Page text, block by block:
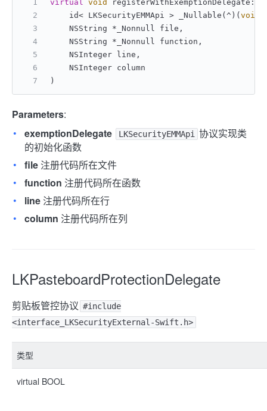
virtual void
    id< LKSecurityEMMApi > _Nullable(^)(
void
    NSString *_Nonnull file,
    NSString *_Nonnull function,
    NSInteger line,
    NSInteger column
)
Parameters:
exemptionDelegate
LKSecurityEMMApi
协议实现类
的初始化函数
file 注册代码所在文件
function 注册代码所在函数
line 注册代码所在行
column 注册代码所在列
LKPasteboardProtectionDelegate
剪贴板管控协议 #include
<interface_LKSecurityExternal-Swift.h>
类型
virtual BOOL